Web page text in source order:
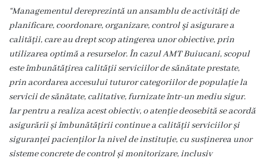
Ambulator
Staționar
Centrul
Medicilor
de
Familie
nr.4
“Managementul dereprezintă un ansamblu de activități de
planificare, coordonare, organizare, control şi asigurare a
calității, care au drept scop atingerea unor obiective, prin
utilizarea optimă a resurselor. În cazul AMT Buiucani, scopul
este îmbunătățirea calității serviciilor de sănătate prestate,
prin acordarea accesului tuturor categoriilor de populație la
servicii de sănătate, calitative, furnizate într-un mediu sigur.
Iar pentru a realiza acest obiectiv, o atenție deosebită se acordă
asigurării și îmbunătățirii continue a calității serviciilor și
siguranței pacienților la nivel de instituție, cu susținerea unor
sisteme concrete de control și monitorizare, inclusiv